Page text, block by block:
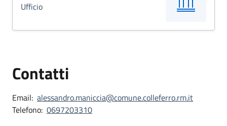
Ufficio
Contatti
Email: alessandro.maniccia@comune.colleferro.rm.it
Telefono: 0697203310